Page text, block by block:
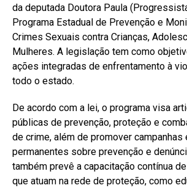
da deputada Doutora Paula
Programa Estadual de Prevenção e
Crimes Sexuais contra Crianças,
Mulheres. A legislação tem como
ações integradas de enfrentamento à
todo o estado.
De acordo com a lei, o programa visa
públicas de prevenção, proteção e
de crime, além de promover campanhas
permanentes sobre prevenção e
também prevê a capacitação contínua
que atuam na rede de proteção, como